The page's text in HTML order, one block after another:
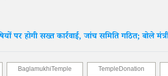
पर होगी सख्त कार्रवाई, जांच समिति गठित; बोले
BaglamukhiTemple TempleDonation